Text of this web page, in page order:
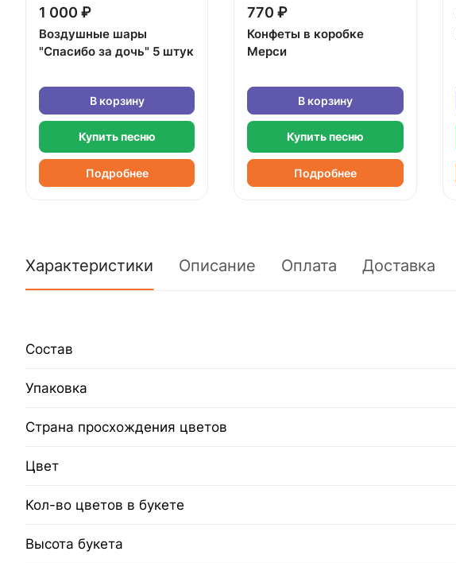
1 000 ₽
Воздушные шары
"Спасибо за дочь" 5 штук
В корзину
Купить песню
Подробнее
770 ₽
Конфеты в коробке
Мерси
В корзину
Купить песню
Подробнее
Характеристики Описание Оплата Доставка
Состав
Упаковка
Страна просхождения цветов
Цвет
Кол-во цветов в букете
Высота букета